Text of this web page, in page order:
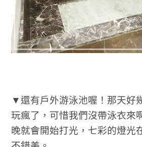
▼還有戶外游泳池喔！那天好
玩瘋了，可惜我們沒帶泳衣來
晚就會開始打光，七彩的燈光